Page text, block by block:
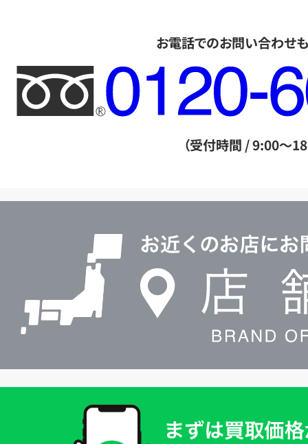
お電話でのお問い合わせ
フ
リ
ー
ル
（受付時間 / 9:00～